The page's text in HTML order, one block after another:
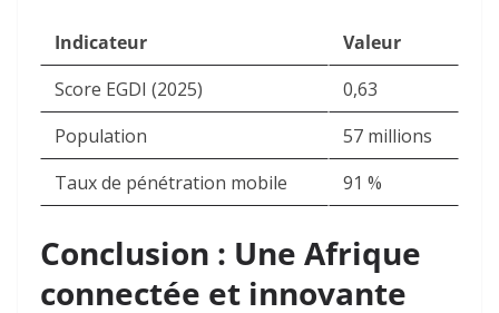
Indicateur
Valeur
Score EGDI (2025)
0,63
Population
57 millions
Taux de pénétration mobile
91 %
Conclusion : Une Afrique
connectée et innovante